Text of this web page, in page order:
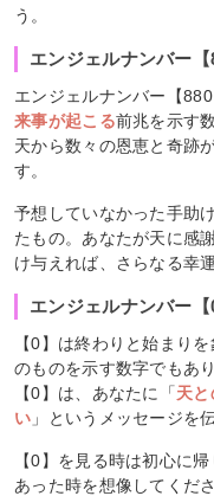
う。
エンジェルナンバー【
エンジェルナンバー【880
来事が起こる前兆を示す
天から数々の恩恵と奇跡
す。
予想していなかった手助
たもの。あなたが天に感
け与えれば、さらなる幸
エンジェルナンバー【
【0】は終わりと始まり
のものを示す数字でもあ
【0】は、あなたに「天
い 」というメッセージを
【0】を見る時は初心に
あった時を想像してくだ